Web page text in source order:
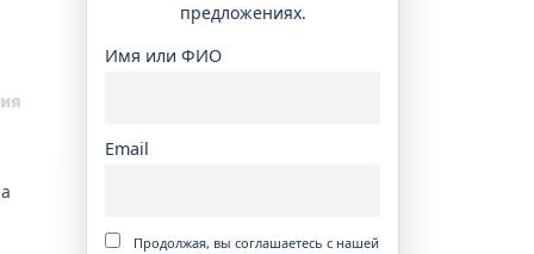
предложениях.
Имя или ФИО
Email
Продолжая, вы соглашаетесь с нашей